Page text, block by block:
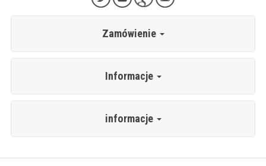
Zamówienie
Informacje
informacje